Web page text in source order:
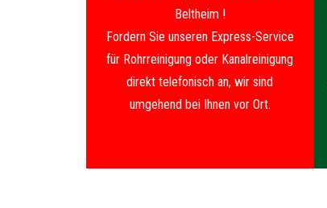
Beltheim !
Fordern Sie unseren Express-Service
für Rohrreinigung oder Kanalreinigung
direkt telefonisch an, wir sind
umgehend bei Ihnen vor Ort.